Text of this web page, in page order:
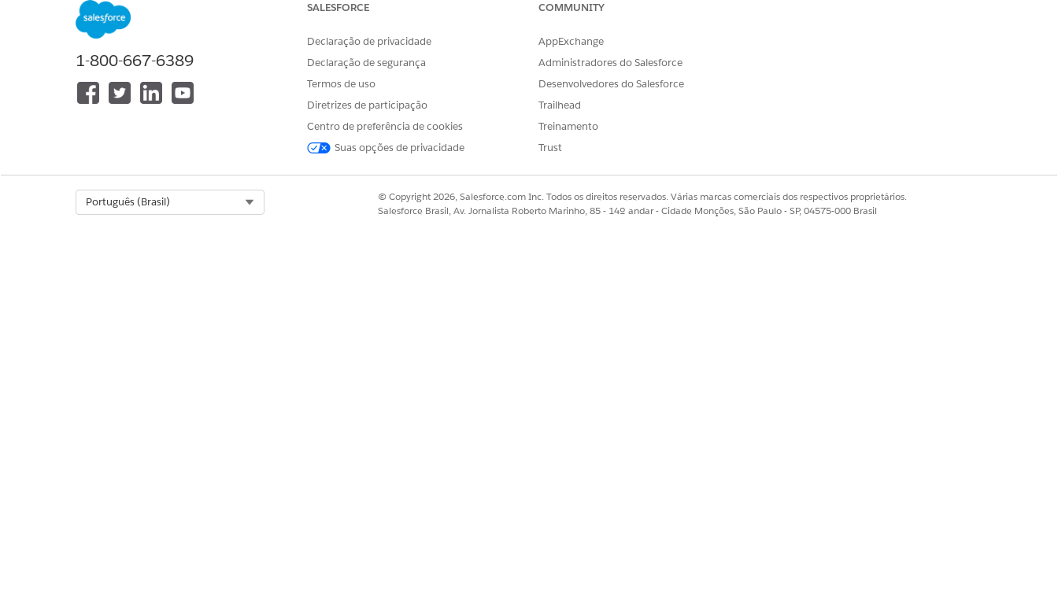
Verifique se o Agente do funcionário do Agentforce está ativo.
Garanta que o Service Assistant esteja habilitado na sua organização. Para obter resultados mais precisos, gere um plano de serviço
A ação é definida como uma ação padrão dentro do Agentforce.
O usuário agente deve ter a permissão Criar no objeto de comentário de caso.
Configure a ação para receber com confiança o ID do caso como uma variável de entrada para que os comentários sejam associados ao
ESTE ARTIGO RESOLVEU SEU PROBLEMA?
Diga-nos para podermos melhorar!
Sim
1-800-667-6389
SALESFORCE
Declaração de privacidade
Declaração de segurança
Termos de uso
Diretrizes de participação
Centro de preferência de cookies
Suas opções de privacidade
COMMUNITY
AppExchange
Administradores do Salesforce
Desenvolvedores do Salesforce
Trailhead
Treinamento
Trust
Português (Brasil)
© Copyright 2026, Salesforce.com Inc. Todos os direitos reservados. Várias marcas comerciais dos respectivos proprietários.
Salesforce Brasil, Av. Jornalista Roberto Marinho, 85 - 14º andar - Cidade Monções, São Paulo - SP, 04575-000 Brasil